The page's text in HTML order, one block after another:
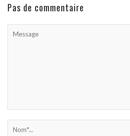
Pas de commentaire